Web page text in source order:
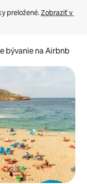
preložené. Zobraziť v
bývanie na Airbnb